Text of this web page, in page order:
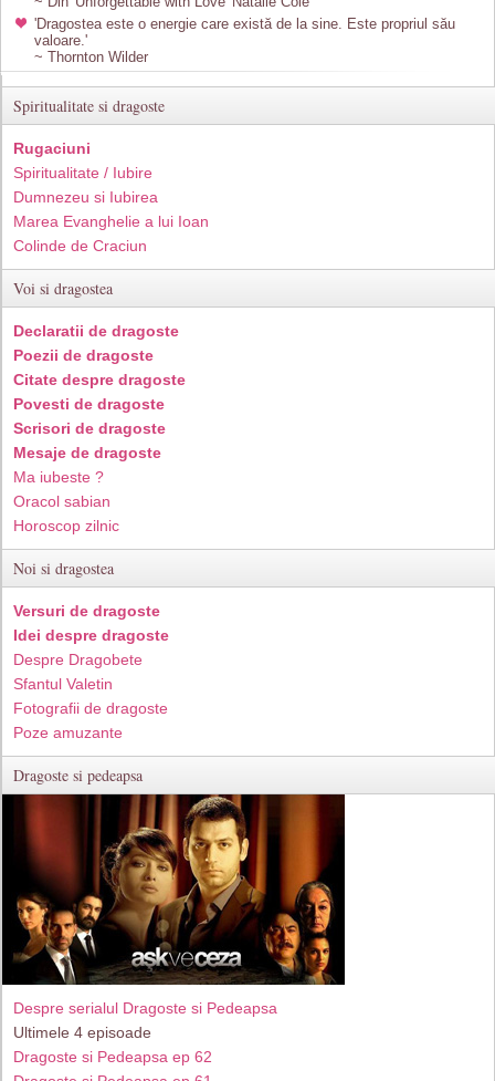
'Dragostea este o energie care există de la sine. Este propriul său
valoare.'
~ Thornton Wilder
Spiritualitate si dragoste
Rugaciuni
Spiritualitate / Iubire
Dumnezeu si Iubirea
Marea Evanghelie a lui Ioan
Colinde de Craciun
Voi si dragostea
Declaratii de dragoste
Poezii de dragoste
Citate despre dragoste
Povesti de dragoste
Scrisori de dragoste
Mesaje de dragoste
Ma iubeste ?
Oracol sabian
Horoscop zilnic
Noi si dragostea
Versuri de dragoste
Idei despre dragoste
Despre Dragobete
Sfantul Valetin
Fotografii de dragoste
Poze amuzante
Dragoste si pedeapsa
Despre serialul Dragoste si Pedeapsa
Ultimele 4 episoade
Dragoste si Pedeapsa ep 62